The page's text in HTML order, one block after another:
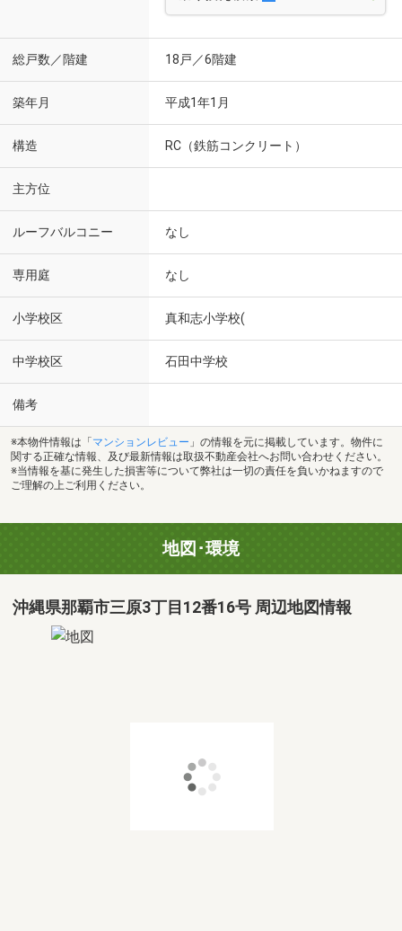
総戸数／階建 18戸／6階建
築年月 平成1年1月
構造 RC（鉄筋コンクリート）
主方位
ルーフバルコニー なし
専用庭 なし
小学校区 真和志小学校(
中学校区 石田中学校
備考
※本物件情報は「 マンションレビュー 」の情報を元に掲載しています。物件に
関する正確な情報、及び最新情報は取扱不動産会社へお問い合わせください。
※当情報を基に発生した損害等について弊社は一切の責任を負いかねますので
ご理解の上ご利用ください。
地図･環境
沖縄県那覇市三原3丁目12番16号 周辺地図情報